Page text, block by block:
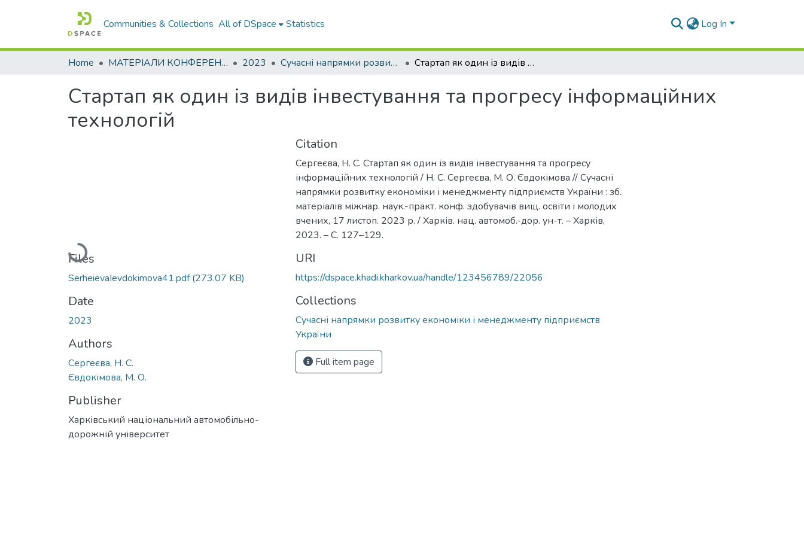
Communities & Collections All of DSpace Statistics Log In
Home МАТЕРІАЛИ КОНФЕРЕНЦІЙ 2023 Сучасні напрямки розвитку економіки і менеджменту підприємств України Стартап як один із видів інвестування та прогресу інформаційних технологій
Стартап як один із видів інвестування та прогресу інформаційних
технологій
Loading...
Files
SerheievaIevdokimova41.pdf(273.07 KB)
Date
2023
Authors
Сергеєва, Н. С.
Євдокімова, М. О.
Publisher
Харківський національний автомобільно-
дорожній університет
Citation
Сергеєва, Н. С. Стартап як один із видів інвестування та прогресу
інформаційних технологій / Н. С. Сергеєва, М. О. Євдокімова // Сучасні
напрямки розвитку економіки і менеджменту підприємств України : зб.
матеріалів міжнар. наук.-практ. конф. здобувачів вищ. освіти і молодих
вчених, 17 листоп. 2023 р. / Харків. нац. автомоб.-дор. ун-т. – Харків,
2023. – С. 127–129.
URI
https://dspace.khadi.kharkov.ua/handle/123456789/22056
Collections
Сучасні напрямки розвитку економіки і менеджменту підприємств
України
Full item page